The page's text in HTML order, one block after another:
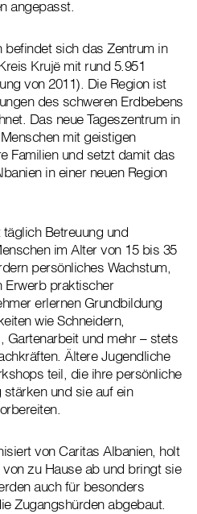
angepasst.
befindet sich das Zentrum in
Krujë mit rund 5.951
von 2011). Die Region ist
des schweren Erdbebens
Das neue Tageszentrum in
mit geistigen
Familien und setzt damit das
in einer neuen Region
Betreuung und
im Alter von 15 bis 35
persönliches Wachstum,
Erwerb praktischer
erlernen Grundbildung
wie Schneidern,
Gartenarbeit und mehr – stets
Ältere Jugendliche
teil, die ihre persönliche
und sie auf ein
von Caritas Albanien, holt
zu Hause ab und bringt sie
auch für besonders
Zugangshürden abgebaut.